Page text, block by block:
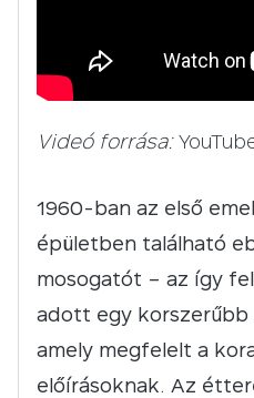
Videó forrása:
1960-ban az első
épületben található
mosogatót – az így
adott egy korszerűbb
amely megfelelt a
előírásoknak. Az